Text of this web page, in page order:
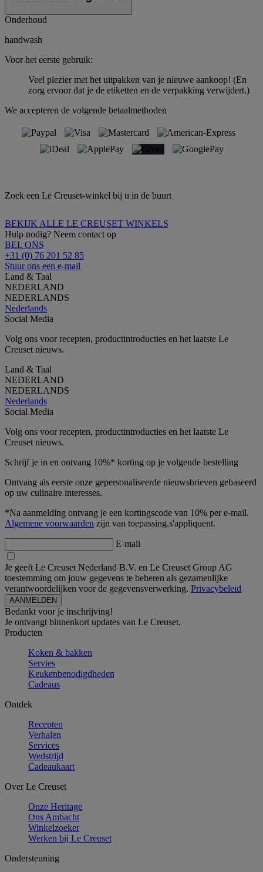
Onderhoud
handwash
Voor het eerste gebruik:
Veel plezier met het uitpakken van je nieuwe aankoop! (En
zorg ervoor dat je de etiketten en de verpakking verwijdert.)
We accepteren de volgende betaalmethoden
Zoek een Le Creuset-winkel bij u in de buurt
BEKIJK ALLE LE CREUSET WINKELS
Hulp nodig? Neem contact op
BEL ONS
+31 (0) 76 201 52 85
Stuur ons een e-mail
Land & Taal
NEDERLAND
NEDERLANDS
Nederlands
Social Media
Volg ons voor recepten, productintroducties en het laatste Le
Creuset nieuws.
Land & Taal
NEDERLAND
NEDERLANDS
Nederlands
Social Media
Volg ons voor recepten, productintroducties en het laatste Le
Creuset nieuws.
Schrijf je in en ontvang 10%* korting op je volgende bestelling
Ontvang als eerste onze gepersonaliseerde nieuwsbrieven gebaseerd
op uw culinaire interesses.
*Na aanmelding ontvang je een kortingscode van 10% per e-mail.
Algemene voorwaarden zijn van toepassing.s'appliquent.
E-mail
Je geeft Le Creuset Nederland B.V. en Le Creuset Group AG
toestemming om jouw gegevens te beheren als gezamenlijke
verantwoordelijken voor de gegevensverwerking. Privacybeleid
Bedankt voor je inschrijving!
Je ontvangt binnenkort updates van Le Creuset.
Producten
Koken & bakken
Servies
Keukenbenodigdheden
Cadeaus
Ontdek
Recepten
Verhalen
Services
Wedstrijd
Cadeaukaart
Over Le Creuset
Onze Heritage
Ons Ambacht
Winkelzoeker
Werken bij Le Creuset
Ondersteuning